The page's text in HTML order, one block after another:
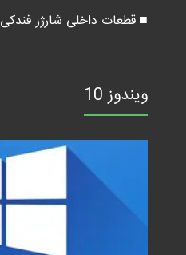
■ قطعات داخلی شارژر فندکی
ویندوز 10